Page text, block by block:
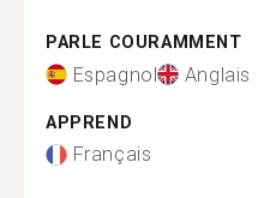
PARLE COURAMMENT
Espagnol Anglais
APPREND
Français